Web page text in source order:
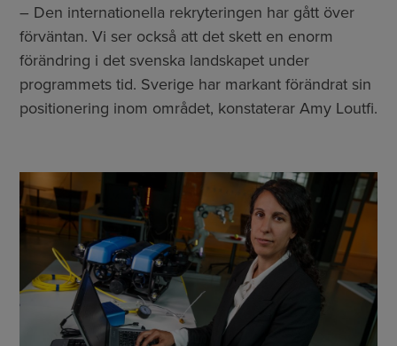
– Den internationella rekryteringen har gått över
förväntan. Vi ser också att det skett en enorm
förändring i det svenska landskapet under
programmets tid. Sverige har markant förändrat sin
positionering inom området, konstaterar Amy Loutfi.